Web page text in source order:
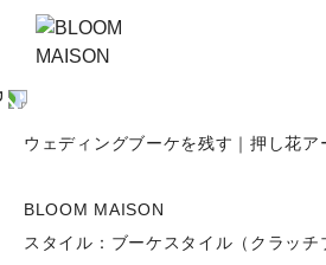
ウェディングブーケを残す｜押し花ア
BLOOM MAISON
スタイル：ブーケスタイル（クラッチ